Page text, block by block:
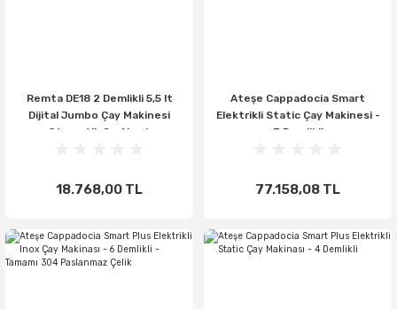
Remta DE18 2 Demlikli 5,5 lt
Dijital Jumbo Çay Makinesi
Otomatik Su Almalı
18.768,00 TL
Ateşe Cappadocia Smart
Elektrikli Static Çay Makinesi -
3 Demlikli
77.158,08 TL